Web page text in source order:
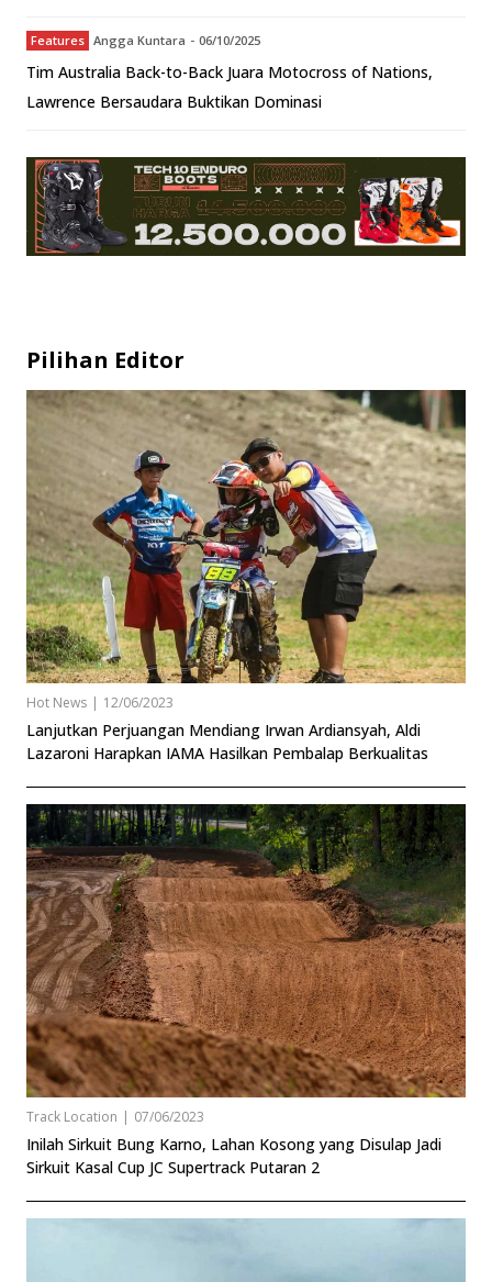
Features Angga Kuntara - 06/10/2025
Tim Australia Back-to-Back Juara Motocross of Nations,
Lawrence Bersaudara Buktikan Dominasi
Pilihan Editor
Hot News | 12/06/2023
Lanjutkan Perjuangan Mendiang Irwan Ardiansyah, Aldi
Lazaroni Harapkan IAMA Hasilkan Pembalap Berkualitas
Track Location | 07/06/2023
Inilah Sirkuit Bung Karno, Lahan Kosong yang Disulap Jadi
Sirkuit Kasal Cup JC Supertrack Putaran 2